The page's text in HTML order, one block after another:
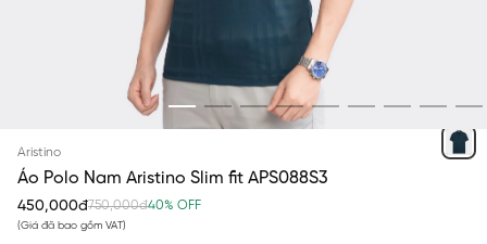
Aristino
Áo Polo Nam Aristino Slim fit APS088S3
450,000đ750,000đ40% OFF
(Giá đã bao gồm VAT)